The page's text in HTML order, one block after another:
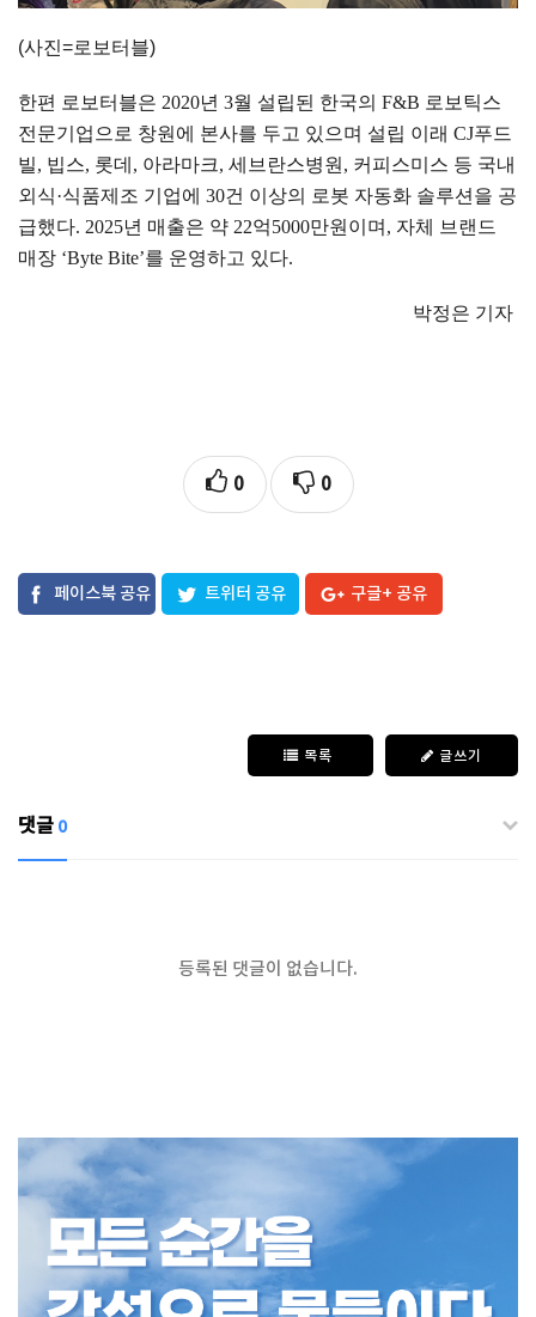
(사진=로보터블)
한편 로보터블은 2020년 3월 설립된 한국의 F&B 로보틱스
전문기업으로 창원에 본사를 두고 있으며 설립 이래 CJ푸드
빌, 빕스, 롯데 , 아라마크, 세브란스병원 , 커피스미스 등 국내
외식·식품제조 기업에 30건 이상의 로봇 자동화 솔루션을 공
급했다. 2025년 매출은 약 22억5000만원이며 , 자체 브랜드
매장 ‘Byte Bite’를 운영하고 있다.
박정은 기자
0 0
페이스북 공유 트위터 공유 구글+ 공유
목록 글쓰기
댓글 0
등록된 댓글이 없습니다.